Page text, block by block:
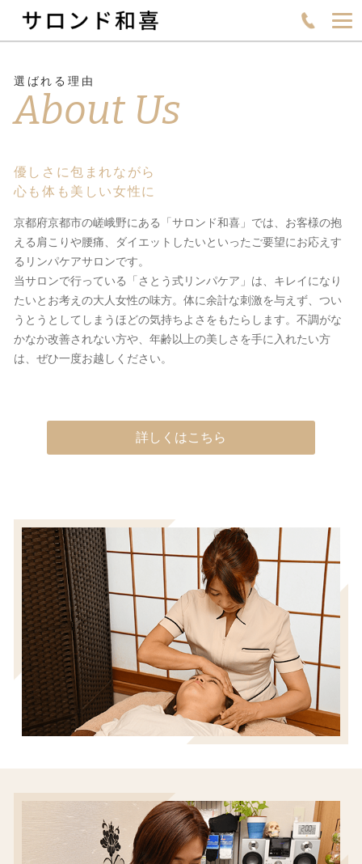
選ばれる理由
About Us
優しさに包まれながら
心も体も美しい女性に
京都府京都市の嵯峨野にある「サロンド和喜」では、お客様の抱
える肩こりや腰痛、ダイエットしたいといったご要望にお応えす
るリンパケアサロンです。
当サロンで行っている「さとう式リンパケア」は、キレイになり
たいとお考えの大人女性の味方。体に余計な刺激を与えず、つい
うとうとしてしまうほどの気持ちよさをもたらします。不調がな
かなか改善されない方や、年齢以上の美しさを手に入れたい方
は、ぜひ一度お越しください。
詳しくはこちら